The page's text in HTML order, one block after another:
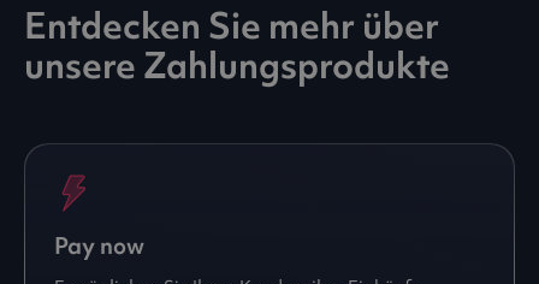
Entdecken Sie mehr über
unsere Zahlungsprodukte
Pay now